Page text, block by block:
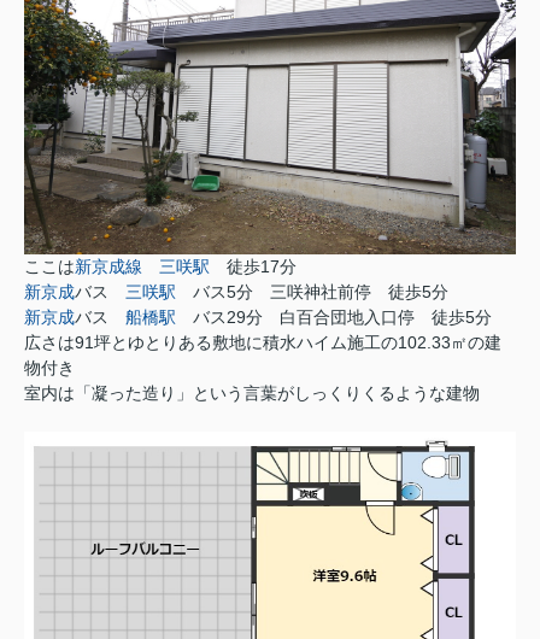
ここは新京成線 三咲駅 徒歩17分
新京成バス 三咲駅 バス5分 三咲神社前停 徒歩5分
新京成バス 船橋駅 バス29分 白百合団地入口停 徒歩5分
広さは91坪とゆとりある敷地に積水ハイム施工の102.33㎡の建
物付き
室内は「凝った造り」という言葉がしっくりくるような建物